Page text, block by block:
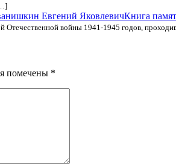
Книга
Отечественной войны 1941-1945 годов,
помечены *